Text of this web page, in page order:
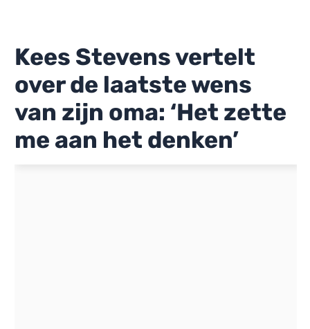
Kees Stevens vertelt
over de laatste wens
van zijn oma: ‘Het zette
me aan het denken’